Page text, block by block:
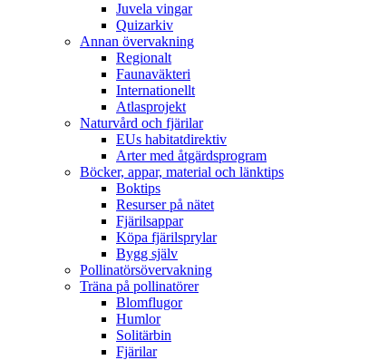
Juvela vingar
Quizarkiv
Annan övervakning
Regionalt
Faunaväkteri
Internationellt
Atlasprojekt
Naturvård och fjärilar
EUs habitatdirektiv
Arter med åtgärdsprogram
Böcker, appar, material och länktips
Boktips
Resurser på nätet
Fjärilsappar
Köpa fjärilsprylar
Bygg själv
Pollinatörsövervakning
Träna på pollinatörer
Blomflugor
Humlor
Solitärbin
Fjärilar